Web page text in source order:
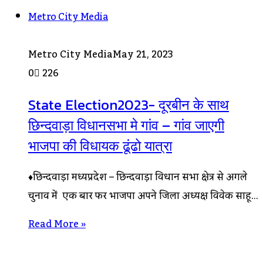
Metro City Media
Metro City MediaMay 21, 2023
0 226
State Election2023- दूरबीन के साथ
छिन्दवाड़ा विधानसभा मे गांव – गांव जाएगी
भाजपा की विधायक ढूंढो यात्रा
♦छिन्दवाड़ा मध्यप्रदेश – छिन्दवाड़ा विधान सभा क्षेत्र से अगले
चुनाव में एक बार फिर भाजपा अपने जिला अध्यक्ष विवेक साहू…
Read More »